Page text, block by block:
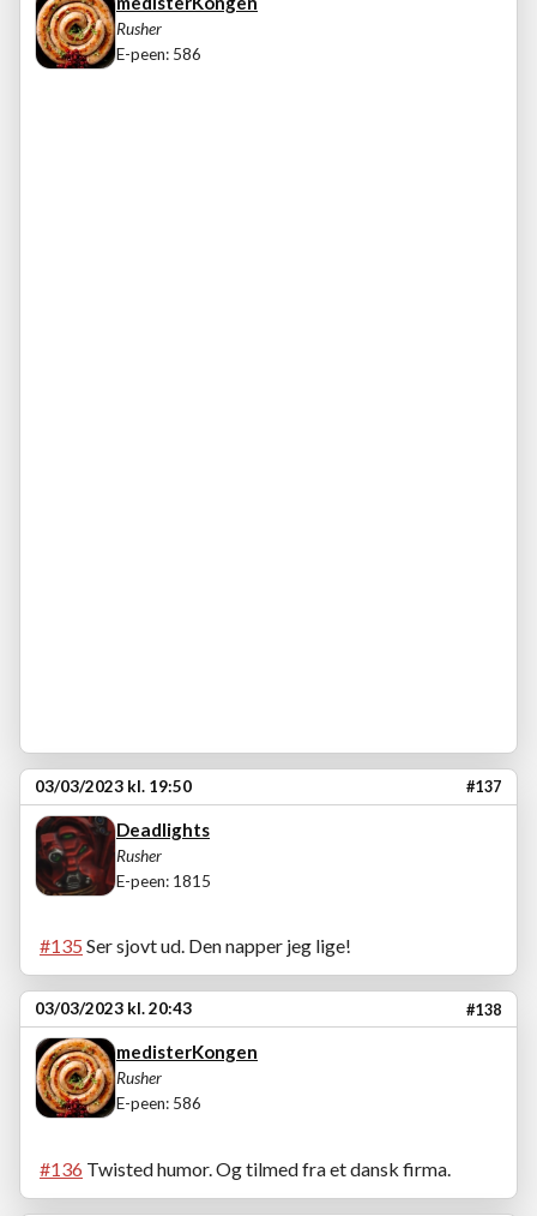
Rusher
E-peen: 586
03/03/2023 kl. 19:50 #137
Deadlights
Rusher
E-peen: 1815
#135 Ser sjovt ud. Den napper jeg lige!
03/03/2023 kl. 20:43 #138
medisterKongen
Rusher
E-peen: 586
#136 Twisted humor. Og tilmed fra et dansk firma.